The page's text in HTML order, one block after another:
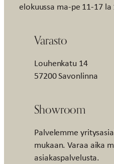
elokuussa ma-pe 11-17 la
Varasto
Louhenkatu 14
57200 Savonlinna
Showroom
Palvelemme
mukaan. Varaa aika
asiakaspalvelusta.